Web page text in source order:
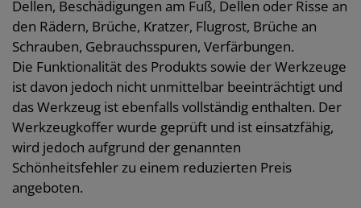
Dellen, Beschädigungen am Fuß, Dellen oder Risse an
den Rädern, Brüche, Kratzer, Flugrost, Brüche an
Schrauben, Gebrauchsspuren, Verfärbungen.
Die Funktionalität des Produkts sowie der Werkzeuge
ist davon jedoch nicht unmittelbar beeinträchtigt und
das Werkzeug ist ebenfalls vollständig enthalten. Der
Werkzeugkoffer wurde geprüft und ist einsatzfähig,
wird jedoch aufgrund der genannten
Schönheitsfehler zu einem reduzierten Preis
angeboten.